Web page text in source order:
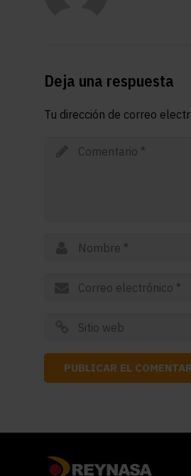
Deja una respuesta
Tu dirección de correo